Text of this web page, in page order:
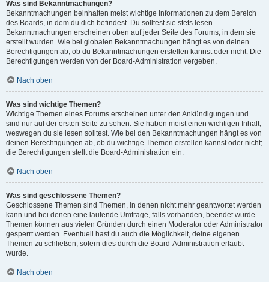
Was sind Bekanntmachungen?
Bekanntmachungen beinhalten meist wichtige Informationen zu dem Bereich
des Boards, in dem du dich befindest. Du solltest sie stets lesen.
Bekanntmachungen erscheinen oben auf jeder Seite des Forums, in dem sie
erstellt wurden. Wie bei globalen Bekanntmachungen hängt es von deinen
Berechtigungen ab, ob du Bekanntmachungen erstellen kannst oder nicht. Die
Berechtigungen werden von der Board-Administration vergeben.
Nach oben
Was sind wichtige Themen?
Wichtige Themen eines Forums erscheinen unter den Ankündigungen und
sind nur auf der ersten Seite zu sehen. Sie haben meist einen wichtigen Inhalt,
weswegen du sie lesen solltest. Wie bei den Bekanntmachungen hängt es von
deinen Berechtigungen ab, ob du wichtige Themen erstellen kannst oder nicht;
die Berechtigungen stellt die Board-Administration ein.
Nach oben
Was sind geschlossene Themen?
Geschlossene Themen sind Themen, in denen nicht mehr geantwortet werden
kann und bei denen eine laufende Umfrage, falls vorhanden, beendet wurde.
Themen können aus vielen Gründen durch einen Moderator oder Administrator
gesperrt werden. Eventuell hast du auch die Möglichkeit, deine eigenen
Themen zu schließen, sofern dies durch die Board-Administration erlaubt
wurde.
Nach oben